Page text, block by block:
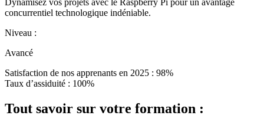
Dynamisez vos projets avec le Raspberry Pi pour un avantage
concurrentiel technologique indéniable.
Niveau :
Avancé
Satisfaction de nos apprenants en 2025 : 98%
Taux d’assiduité : 100%
Tout savoir sur votre formation :